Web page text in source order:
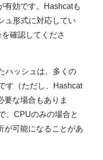
有効です。Hashcatも
ュ形式に対応してい
確認してくださ
ハッシュは、多くの
す（ただし、Hashcat
要な場合もありま
、CPUのみの場合と
が可能になることがあ